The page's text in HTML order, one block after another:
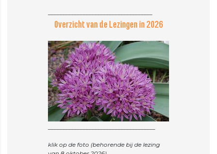
Overzicht van de Lezingen in 2026
klik op de foto (behorende bij de lezing